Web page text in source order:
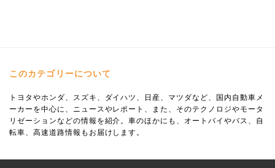
このカテゴリーについて
トヨタやホンダ、スズキ、ダイハツ、日産、マツダなど、国内自動車メ
ーカーを中心に、ニュースやレポート、また、そのテクノロジやモータ
リゼーションなどの情報を紹介。車のほかにも、オートバイやバス、自
転車、高速道路情報もお届けします。